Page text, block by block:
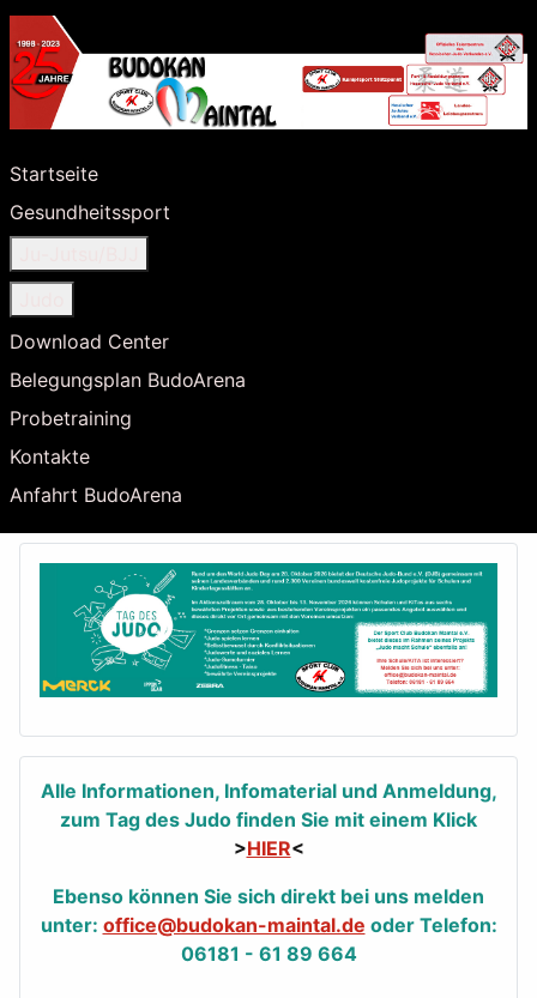
Startseite
Gesundheitssport
Download Center
Belegungsplan BudoArena
Probetraining
Kontakte
Anfahrt BudoArena
Alle Informationen, Infomaterial und Anmeldung,
zum Tag des Judo finden Sie mit einem Klick
>HIER<
Ebenso können Sie sich direkt bei uns melden
unter: office@budokan-maintal.de oder Telefon:
06181 - 61 89 664